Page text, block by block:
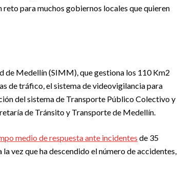
reto para muchos gobiernos locales que quieren
de Medellín (SIMM), que gestiona los 110 Km2
de tráfico, el sistema de videovigilancia para
del sistema de Transporte Público Colectivo y
de Tránsito y Transporte de Medellín.
medio de respuesta ante incidentes de 35
vez que ha descendido el número de accidentes,